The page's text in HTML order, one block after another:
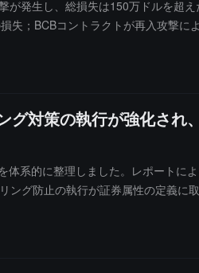
発生し、総損失は150万ドルを超
；BCBコントラクトが再入攻撃に
対策の執行が強化され
系的に整理しました。レポートに
グ防止の執行が証券属性の定義に
な基盤となっています。さらに、